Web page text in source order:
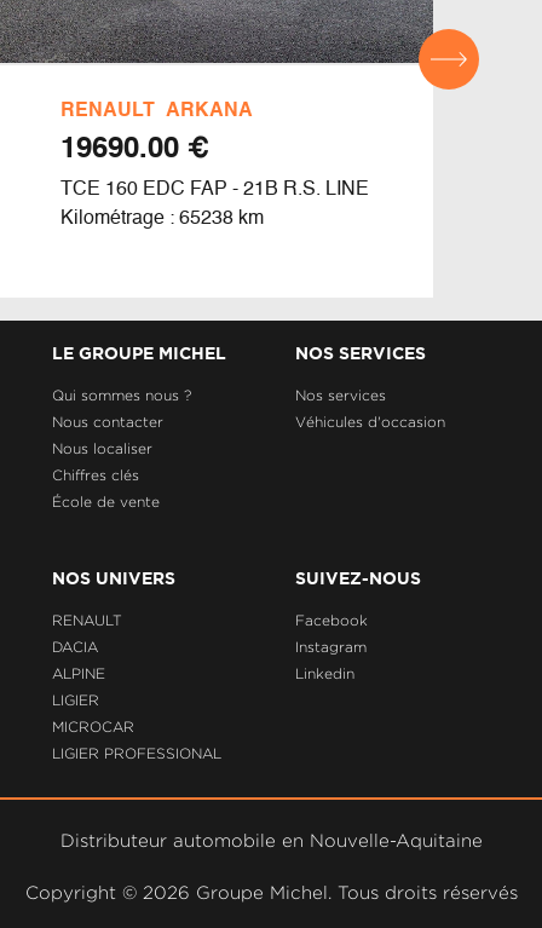
RENAULT ARKANA
€ 19690.00
TCE 160 EDC FAP - 21B R.S. LINE
Kilométrage : 65238 km
LE GROUPE MICHEL
Qui sommes nous ?
Nous contacter
Nous localiser
Chiffres clés
École de vente
NOS SERVICES
Nos services
Véhicules d'occasion
NOS UNIVERS
RENAULT
DACIA
ALPINE
LIGIER
MICROCAR
LIGIER PROFESSIONAL
SUIVEZ-NOUS
Facebook
Instagram
Linkedin
Distributeur automobile en Nouvelle-Aquitaine
Copyright © 2026 Groupe Michel. Tous droits réservés